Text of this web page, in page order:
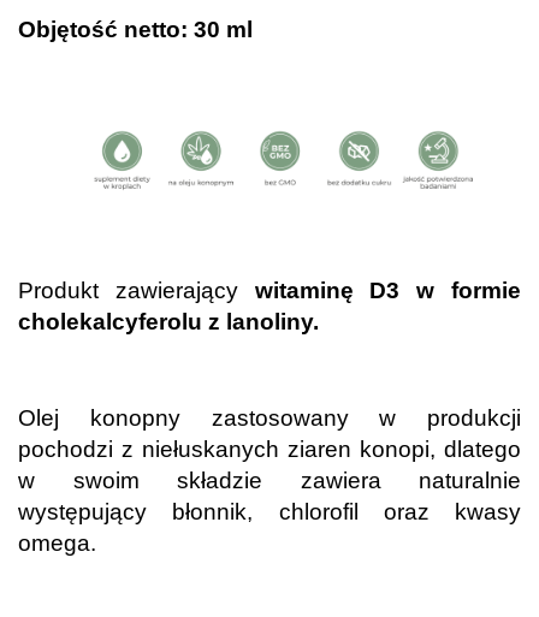
Objętość netto: 30 ml
Produkt zawierający witaminę D3 w formie
cholekalcyferolu z lanoliny.
Olej konopny zastosowany w produkcji
pochodzi z niełuskanych ziaren konopi, dlatego
w swoim składzie zawiera naturalnie
występujący błonnik, chlorofil oraz kwasy
omega.